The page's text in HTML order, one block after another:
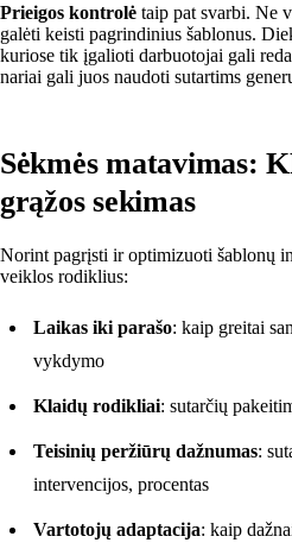
Prieigos kontrolė taip pat svarbi. Ne
galėti keisti pagrindinius šablonus.
kuriose tik įgalioti darbuotojai gali
nariai gali juos naudoti sutartims
Sėkmės matavimas:
grąžos sekimas
Norint pagrįsti ir optimizuoti šablonų
veiklos rodiklius:
Laikas iki parašo: kaip greitai
vykdymo
Klaidų rodikliai: sutarčių
Teisinių peržiūrų dažnumas:
intervencijos, procentas
Vartotojų adaptacija: kaip